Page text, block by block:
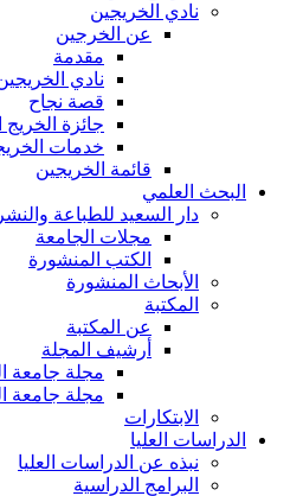
نادي الخريجين
عن الخرجين
مقدمة
نادي
قصة نجاح
جائزة الخريج
خدمات
قائمة الخريجين
البحث العلمي
دار السعيد للطباعة والنشر
مجلات الجامعة
الكتب المنشورة
الأبحاث المنشورة
المكتبة
عن المكتبة
أرشيف المجلة
مجلة جامعة
مجلة جامعة
الابتكارات
الدراسات العليا
نبذه عن الدراسات العليا
البرامج الدراسية